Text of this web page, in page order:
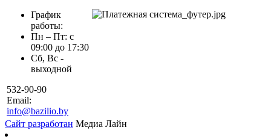
График
работы:
Пн – Пт: с
09:00 до 17:30
Сб, Вс -
выходной
532-90-90
Email:
info@bazilio.by
Сайт разработан Медиа Лайн